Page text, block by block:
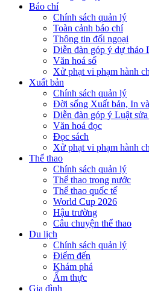
Báo chí
Chính sách quản lý
Toàn cảnh báo chí
Thông tin đối ngoại
Diễn đàn góp ý dự thảo
Văn hoá số
Xử phạt vi phạm hành
Xuất bản
Chính sách quản lý
Đời sống Xuất bản, In
Diễn đàn góp ý Luật
Văn hoá đọc
Đọc sách
Xử phạt vi phạm hành
Thể thao
Chính sách quản lý
Thể thao trong nước
Thể thao quốc tế
World Cup 2026
Hậu trường
Câu chuyện thể thao
Du lịch
Chính sách quản lý
Điểm đến
Khám phá
Ẩm thực
Gia đình